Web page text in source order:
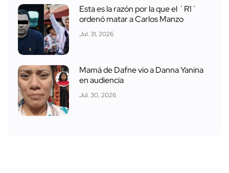
Esta es la razón por la que el ´R1´
ordenó matar a Carlos Manzo
Jul. 31, 2026
Mamá de Dafne vio a Danna Yanina
en audiencia
Jul. 30, 2026